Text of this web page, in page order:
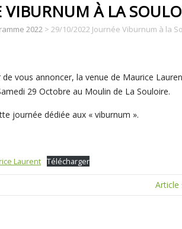
À LA
2022 > 29/10/2022 Journée Viburnum à la
vous annoncer, la venue de Maurice
29 Octobre au Moulin de La Souloire.
journée dédiée aux « viburnum ».
Laurent Télécharger